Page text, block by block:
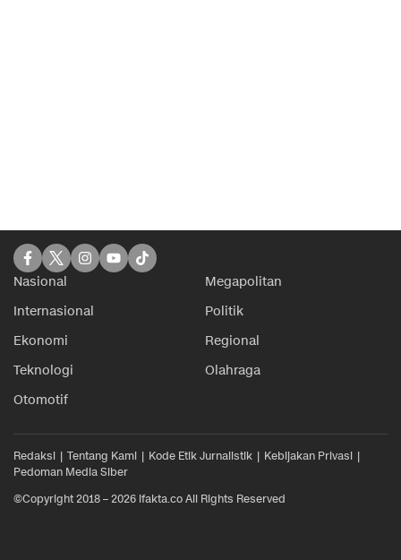
Nasional
Megapolitan
Internasional
Politik
Ekonomi
Regional
Teknologi
Olahraga
Otomotif
Redaksi Tentang Kami Kode Etik Jurnalistik
Kebijakan Privasi
Pedoman Media Siber
©Copyright 2018 – 2026 ifakta.co All Rights Reserved